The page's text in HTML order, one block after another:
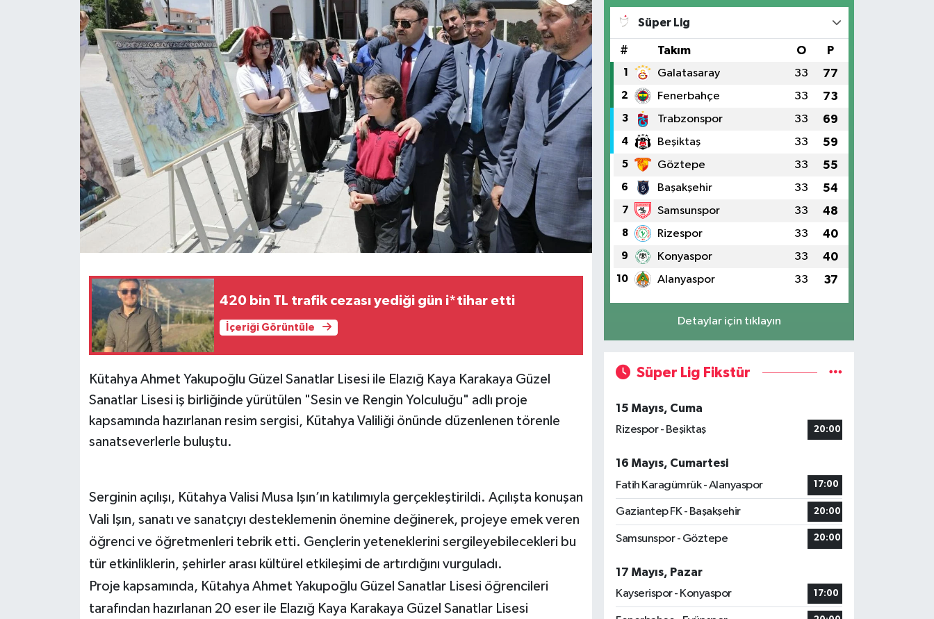
420 bin TL trafik cezası yediği gün i*tihar etti
İçeriği Görüntüle
Kütahya Ahmet Yakupoğlu Güzel Sanatlar Lisesi ile Elazığ Kaya Karakaya Güzel
Sanatlar Lisesi iş birliğinde yürütülen "Sesin ve Rengin Yolculuğu" adlı proje
kapsamında hazırlanan resim sergisi, Kütahya Valiliği önünde düzenlenen törenle
sanatseverlerle buluştu.
Serginin açılışı, Kütahya Valisi Musa Işın’ın katılımıyla gerçekleştirildi. Açılışta konuşan
Vali Işın, sanatı ve sanatçıyı desteklemenin önemine değinerek, projeye emek veren
öğrenci ve öğretmenleri tebrik etti. Gençlerin yeteneklerini sergileyebilecekleri bu
tür etkinliklerin, şehirler arası kültürel etkileşimi de artırdığını vurguladı.
Proje kapsamında, Kütahya Ahmet Yakupoğlu Güzel Sanatlar Lisesi öğrencileri
tarafından hazırlanan 20 eser ile Elazığ Kaya Karakaya Güzel Sanatlar Lisesi
Süper Lig
# Takım O P
1 Galatasaray 33 77
2 Fenerbahçe 33 73
3 Trabzonspor 33 69
4 Beşiktaş 33 59
5 Göztepe 33 55
6 Başakşehir 33 54
7 Samsunspor 33 48
8 Rizespor 33 40
9 Konyaspor 33 40
10 Alanyaspor 33 37
Detaylar için tıklayın
Süper Lig Fikstür
15 Mayıs, Cuma
Rizespor - Beşiktaş
20:00
16 Mayıs, Cumartesi
Fatih Karagümrük - Alanyaspor
17:00
Gaziantep FK - Başakşehir 20:00
Samsunspor - Göztepe 20:00
17 Mayıs, Pazar
Kayserispor - Konyaspor
17:00